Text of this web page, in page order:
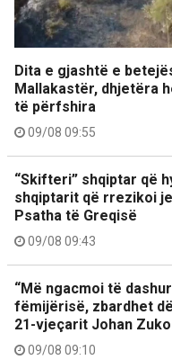
Dita e gjashtë e
Mallakastër, dhjetëra
të përfshira
09/08 09:55
“Skifteri” shqiptar që
shqiptarit që rrezikoi
Psatha të Greqisë
09/08 09:43
“Më ngacmoi të
fëmijërisë, zbardhet
21-vjeçarit Johan Zuko
09/08 09:10